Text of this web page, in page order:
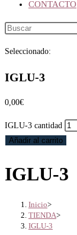
CONTACTO
Seleccionado:
IGLU-3
0,00€
IGLU-3 cantidad
Añadir al carrito
IGLU-3
Inicio>
TIENDA>
IGLU-3